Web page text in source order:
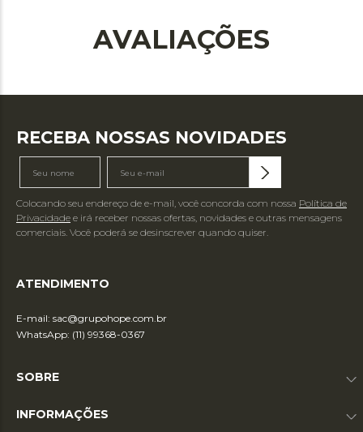
AVALIAÇÕES
RECEBA NOSSAS NOVIDADES
Colocando seu endereço de e-mail, você concorda com nossa Política de
Privacidade e irá receber nossas ofertas, novidades e outras mensagens
comerciais. Você poderá se desinscrever quando quiser.
ATENDIMENTO
E-mail: sac@grupohope.com.br
WhatsApp: (11) 99368-0367
SOBRE
INFORMAÇÕES